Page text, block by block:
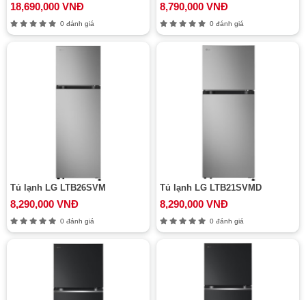
18,690,000 VNĐ
0 đánh giá
8,790,000 VNĐ
0 đánh giá
Tủ lạnh LG LTB26SVM
8,290,000 VNĐ
0 đánh giá
Tủ lạnh LG LTB21SVMD
8,290,000 VNĐ
0 đánh giá